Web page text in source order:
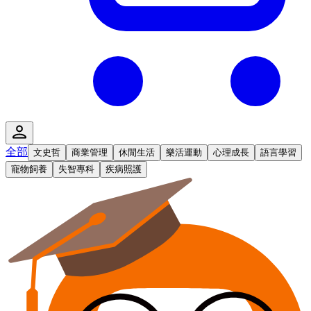
全部 文史哲 商業管理 休閒生活 樂活運動 心理成長
語言學習
寵物飼養
失智專科 疾病照護